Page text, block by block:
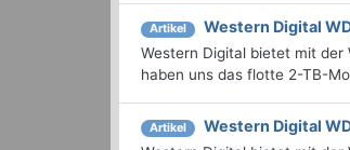
Artikel Western Digital
Western Digital bietet mit der
haben uns das flotte 2-TB-
Artikel Western Digital